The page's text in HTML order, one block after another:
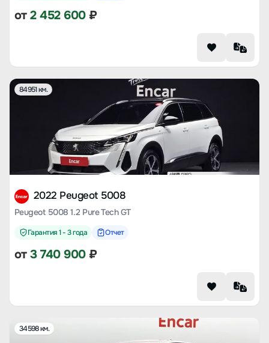
от2 452 600₽
84951 км.
2022 Peugeot 5008
Peugeot 5008 1.2 Pure Tech GT
Гарантия 1 - 3 года Отчет
от3 740 900₽
34598 км.